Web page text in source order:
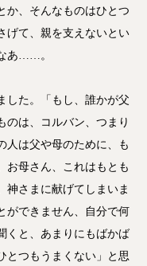
か、そんなものはひとつ
げて、親を支えないとい
あ……。
した。「もし、誰かが父
のは、コルバン、つまり
人は父や母のために、も
お母さん、これはもとも
神さまに献げてしまいま
ができません、自分で何
と、あまりにもばかば
とつもうまくない」と思